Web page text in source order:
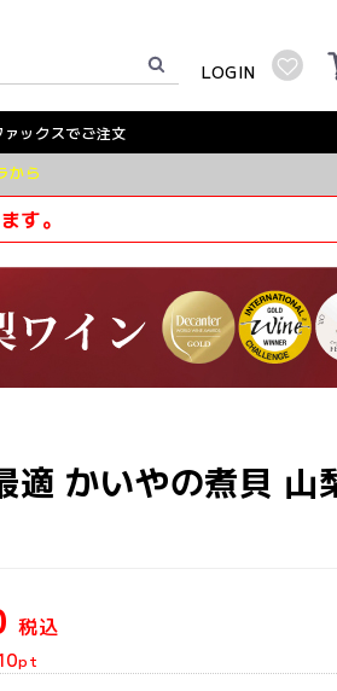
LOGIN
ァックスでご注文
から
す。
かいやの煮貝 山
税込
pt